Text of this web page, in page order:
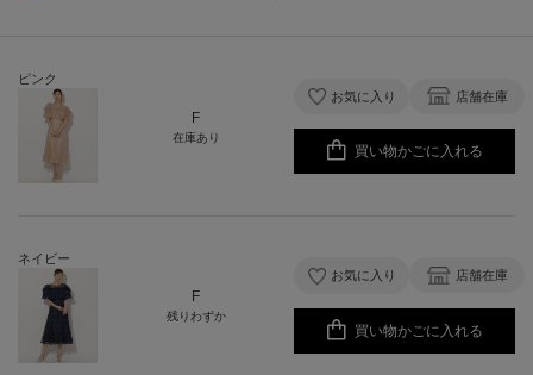
ピンク
F
在庫あり
お気に入り 店舗在庫
買い物かごに入れる
ネイビー
F
残りわずか
お気に入り 店舗在庫
買い物かごに入れる